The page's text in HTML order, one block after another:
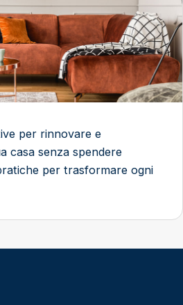
per rinnovare e
casa senza spendere
per trasformare ogni